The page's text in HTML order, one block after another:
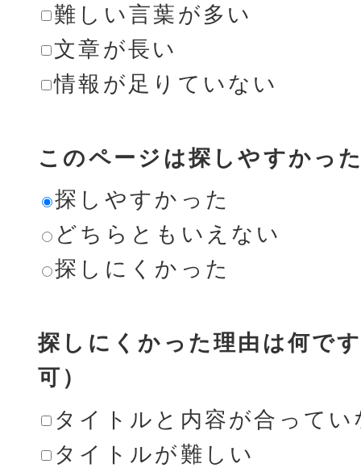
難しい言葉が多い
文章が長い
情報が足りていない
このページは探しやすかっ
探しやすかった
どちらともいえない
探しにくかった
探しにくかった理由は何で
可）
タイトルと内容が合ってい
タイトルが難しい